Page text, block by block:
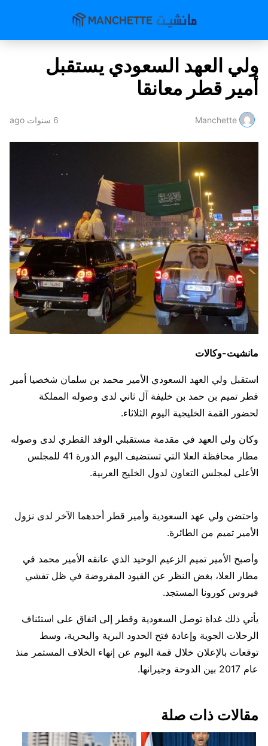
ولي العهد السعودي يستقبل
أمير قطر معانقا
Manchette 6 سنوات ago
مانشيت-وكالات
استقبل ولي العهد السعودي الأمير محمد بن سلمان شخصيا أمير
قطر تميم بن حمد بن خليفة آل ثاني لدى وصوله المملكة
لحضور القمة الخليجية اليوم الثلاثاء.
وكان ولي العهد في مقدمة مستقبلي الوفد القطري لدى وصوله
مطار محافظة العلا التي تستضيف اليوم الدورة 41 للمجلس
الأعلى لمجلس التعاون لدول الخليج العربية.
واحتضن ولي عهد السعودية وأمير قطر أحدهما الآخر لدى نزول
الأمير تميم من الطائرة.
وأصبح الأمير تميم الزعيم الوحيد الذي عانقه الأمير محمد في
مطار العلا، بغض النظر عن القيود المفروضة في ظل تفشي
فيروس كورونا المستجد.
يأتي ذلك غداة توصل السعودية وقطر إلى اتفاق على استئناف
الرحلات الجوية وإعادة فتح الحدود البرية والبحرية، وسط
توقعات بالإعلان خلال قمة اليوم عن إنهاء الخلاف المستمر منذ
عام 2017 بين الدوحة وجيرانها.
مقالات ذات صلة